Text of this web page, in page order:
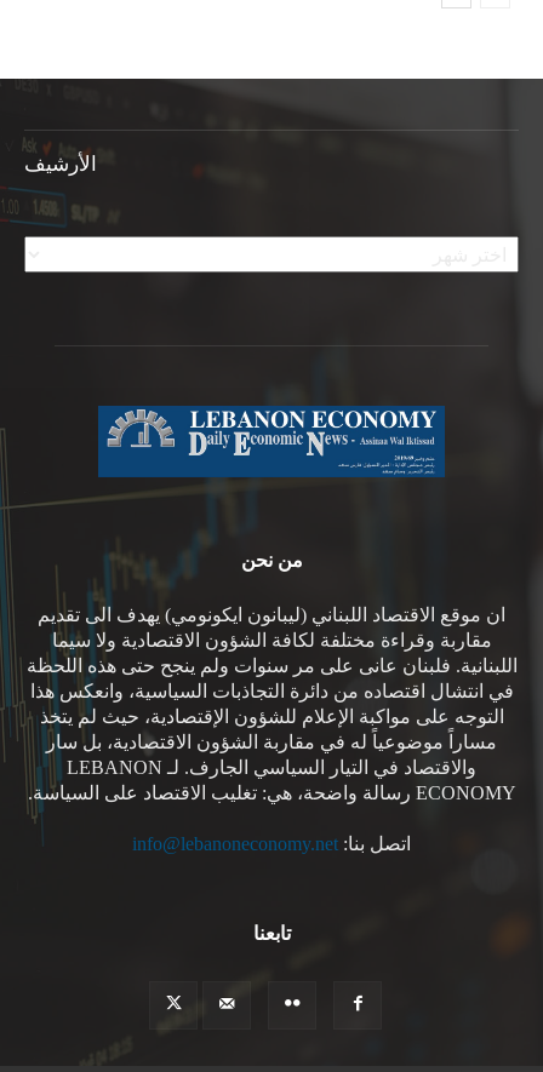
الأرشيف
الأرشيف
من نحن
ان موقع الاقتصاد اللبناني (ليبانون ايكونومي) يهدف الى تقديم
مقاربة وقراءة مختلفة لكافة الشؤون الاقتصادية ولا سيما
اللبنانية. فلبنان عانى على مر سنوات ولم ينجح حتى هذه اللحظة
في انتشال اقتصاده من دائرة التجاذبات السياسية، وانعكس هذا
التوجه على مواكبة الإعلام للشؤون الإقتصادية، حيث لم يتخذ
مساراً موضوعياً له في مقاربة الشؤون الاقتصادية، بل سار
والاقتصاد في التيار السياسي الجارف. لـ LEBANON
ECONOMY رسالة واضحة، هي: تغليب الاقتصاد على السياسة.
اتصل بنا: info@lebanoneconomy.net
تابعنا